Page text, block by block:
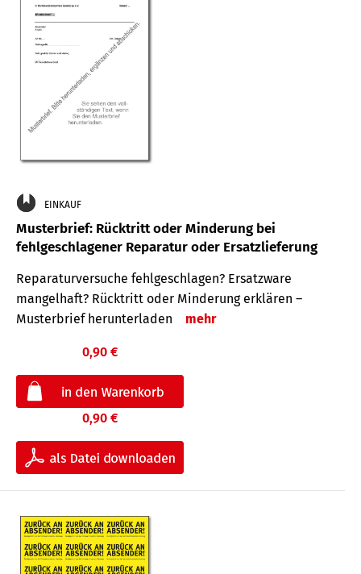
EINKAUF
Musterbrief: Rücktritt oder Minderung bei
fehlgeschlagener Reparatur oder Ersatzlieferung
Reparaturversuche fehlgeschlagen? Ersatzware
mangelhaft? Rücktritt oder Minderung erklären –
Musterbrief herunterladen
mehr
0,90 €
0,90 €